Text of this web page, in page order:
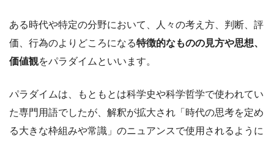
ある時代や特定の分野において、人々の考え方、判断、評
価、行為のよりどころになる特徴的なものの見方や思想、
価値観をパラダイムといいます。
パラダイムは、もともとは科学史や科学哲学で使われてい
た専門用語でしたが、解釈が拡大され「時代の思考を定め
る大きな枠組みや常識」のニュアンスで使用されるように